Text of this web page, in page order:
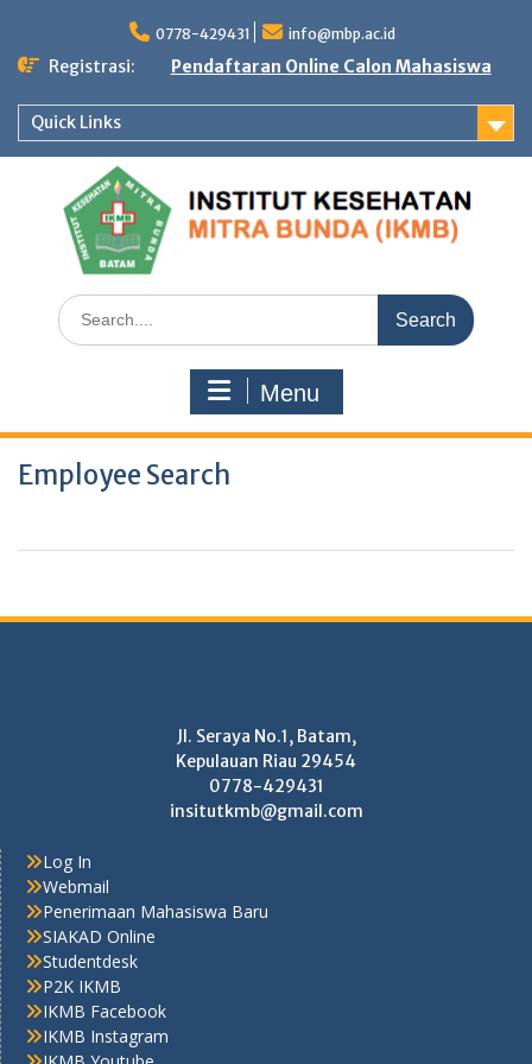
content
0778-429431 info@mbp.ac.id
Registrasi: Pendaftaran Online Calon Mahasiswa
Quick Links
Search
for:
Menu
Employee Search
Jl. Seraya No.1, Batam,
Kepulauan Riau 29454
0778-429431
insitutkmb@gmail.com
Log In
Webmail
Penerimaan Mahasiswa Baru
SIAKAD Online
Studentdesk
P2K IKMB
IKMB Facebook
IKMB Instagram